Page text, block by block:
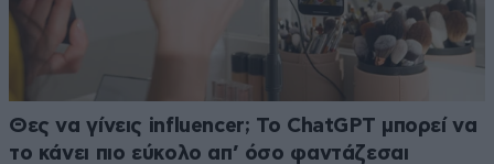
Θες να γίνεις influencer; Το ChatGPT μπορεί να
το κάνει πιο εύκολο απ’ όσο φαντάζεσαι